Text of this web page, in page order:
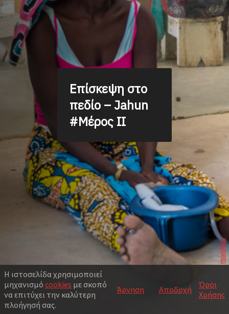
Η ιστοσελίδα χρησιμοποιεί
μηχανισμό cookies με σκοπό
να επιτύχει την καλύτερη
πλοήγησή σας.
Άρνηση Αποδοχή
Όροι
Χρήσης
Ανάπτυξη από
manikos
Επίσκεψη στο
πεδίο – Jahun
#Μέρος II